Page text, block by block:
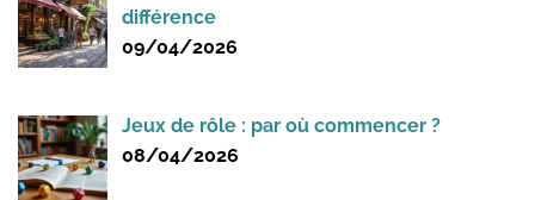
différence
09/04/2026
Jeux de rôle : par où commencer ?
08/04/2026